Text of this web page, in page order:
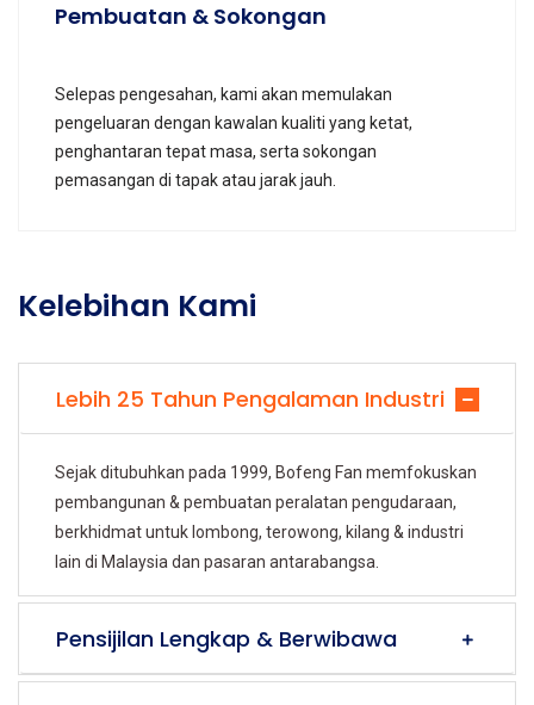
Pembuatan & Sokongan
Selepas pengesahan, kami akan memulakan
pengeluaran dengan kawalan kualiti yang ketat,
penghantaran tepat masa, serta sokongan
pemasangan di tapak atau jarak jauh.
Kelebihan Kami
Lebih 25 Tahun Pengalaman Industri
Sejak ditubuhkan pada 1999, Bofeng Fan memfokuskan
pembangunan & pembuatan peralatan pengudaraan,
berkhidmat untuk lombong, terowong, kilang & industri
lain di Malaysia dan pasaran antarabangsa.
Pensijilan Lengkap & Berwibawa